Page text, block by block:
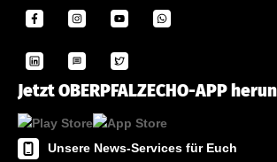
Jetzt OBERPFALZECHO-APP
Unsere News-Services für Euch